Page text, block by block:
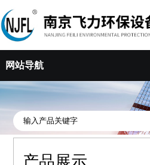
网站导航
产品展示